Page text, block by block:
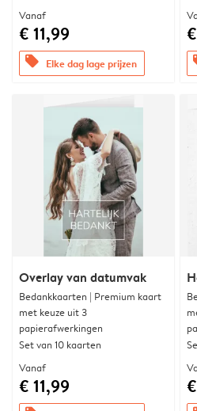
Vanaf
€ 11,99
offers Elke dag lage prijzen
Overlay van datumvak
Bedankkaarten | Premium kaart
met keuze uit 3
papierafwerkingen
Set van 10 kaarten
Vanaf
€ 11,99